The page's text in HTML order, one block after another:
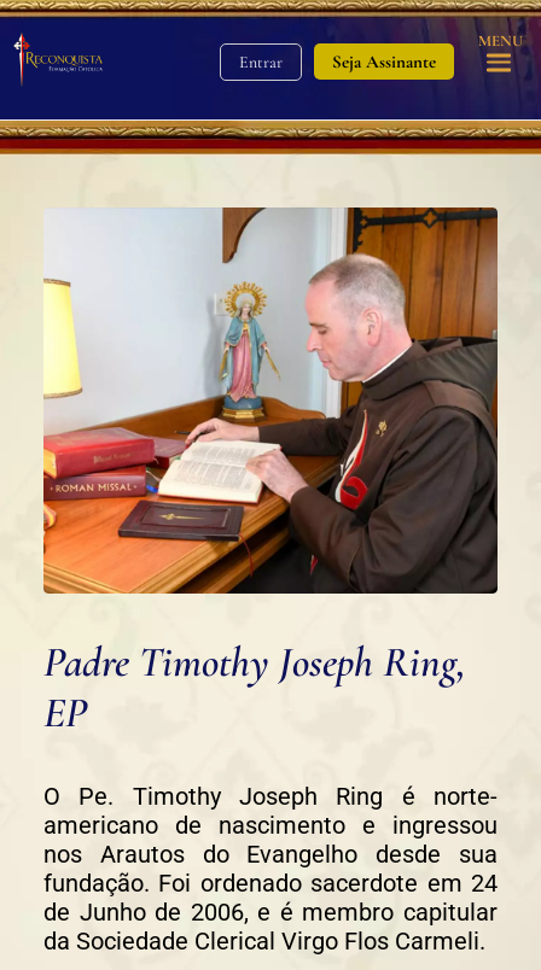
Entrar Seja Assinante
MENU
Padre Timothy Joseph Ring,
EP
O Pe. Timothy Joseph Ring é norte-
americano de nascimento e ingressou
nos Arautos do Evangelho desde sua
fundação. Foi ordenado sacerdote em 24
de Junho de 2006, e é membro capitular
da Sociedade Clerical Virgo Flos Carmeli.